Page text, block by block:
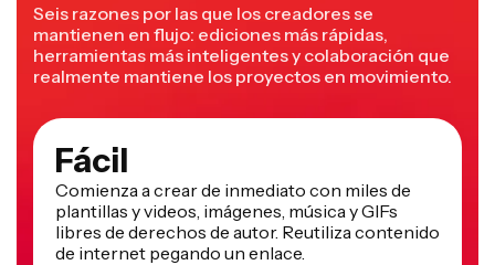
Seis razones por las que los creadores se
mantienen en flujo: ediciones más rápidas,
herramientas más inteligentes y colaboración que
realmente mantiene los proyectos en movimiento.
Fácil
Comienza a crear de inmediato con miles de
plantillas y videos, imágenes, música y GIFs
libres de derechos de autor. Reutiliza contenido
de internet pegando un enlace.